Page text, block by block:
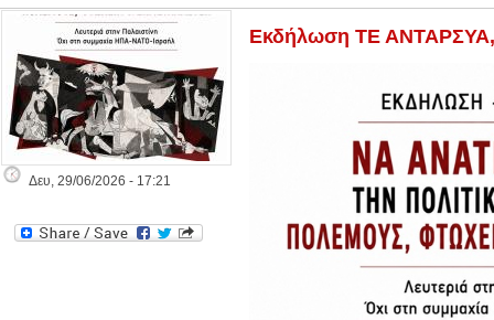
Δευ, 29/06/2026 - 17:21
Εκδήλωση ΤΕ ΑΝΤΑΡΣΥΑ,